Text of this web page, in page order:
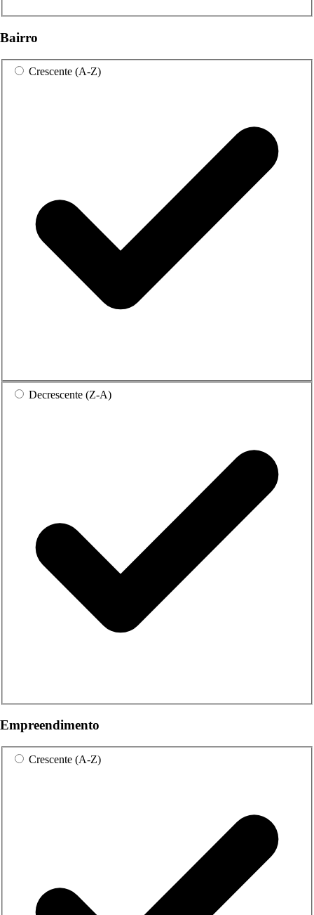
Bairro
Crescente (A-Z)
Decrescente (Z-A)
Empreendimento
Crescente (A-Z)